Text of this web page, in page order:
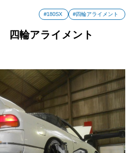
#180SX #四輪アライメント
輪アライメント